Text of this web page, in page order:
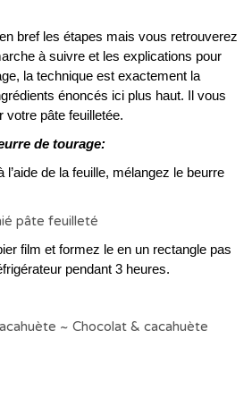
bref les étapes mais vous retrouverez
à suivre et les explications pour
la technique est exactement la
énoncés ici plus haut. Il vous
votre pâte feuilletée.
de tourage:
l’aide de la feuille, mélangez le beurre
film et formez le en un rectangle pas
pendant 3 heures.